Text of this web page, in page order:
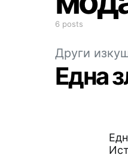
6 posts
Други
Една